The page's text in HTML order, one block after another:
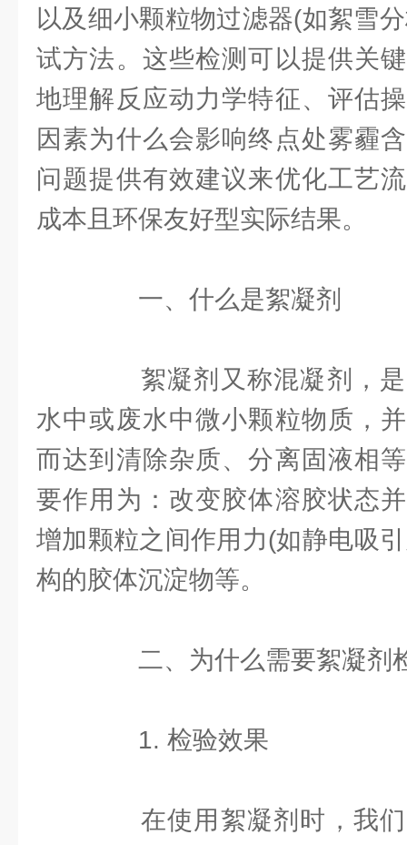
以及细小颗粒物过滤器(如絮雪
试方法。这些检测可以提供关
地理解反应动力学特征、评估
因素为什么会影响终点处雾霾
问题提供有效建议来优化工艺
成本且环保友好型实际结果。
一、什么是絮凝剂
絮凝剂又称混凝剂，是
水中或废水中微小颗粒物质，
而达到清除杂质、分离固液相
要作用为：改变胶体溶胶状态
增加颗粒之间作用力(如静电吸
构的胶体沉淀物等。
二、为什么需要絮凝剂
1. 检验效果
在使用絮凝剂时，我们